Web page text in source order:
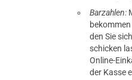
Barzahlen:
den Sie
schicken
Online-
der Kasse